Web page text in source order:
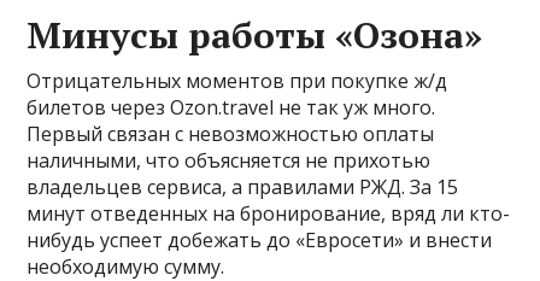
Минусы работы «Озона»
Отрицательных моментов при покупке ж/д
билетов через Ozon.travel не так уж много.
Первый связан с невозможностью оплаты
наличными, что объясняется не прихотью
владельцев сервиса, а правилами РЖД. За 15
минут отведенных на бронирование, вряд ли кто-
нибудь успеет добежать до «Евросети» и внести
необходимую сумму.